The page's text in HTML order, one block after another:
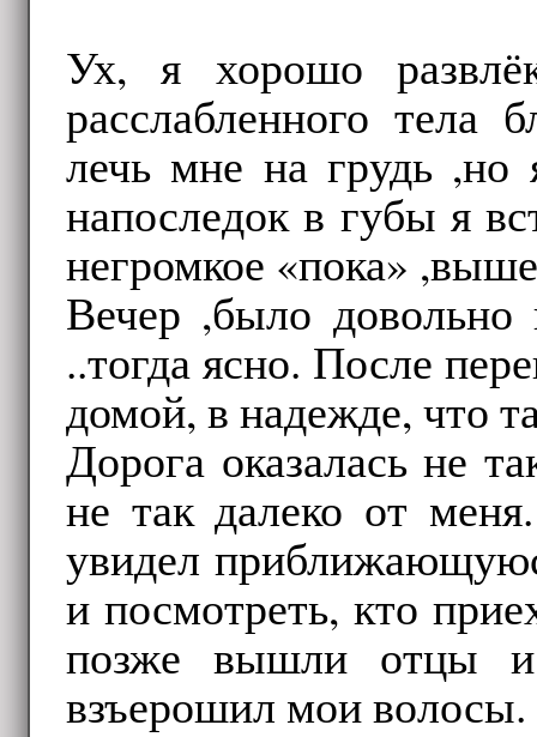
Ух, я хорошо
расслабленного тела
лечь мне на грудь ,но
напоследок в губы я
негромкое «пока»
Вечер ,было
..тогда ясно. После
домой, в надежде, что
Дорога оказалась не
не так далеко от
увидел
и посмотреть, кто
позже вышли отцы
взъерошил мои волосы.